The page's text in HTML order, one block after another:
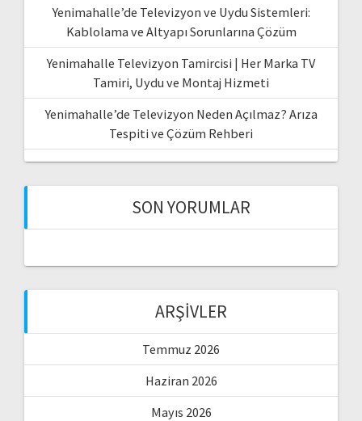
Yenimahalle’de Televizyon ve Uydu Sistemleri:
Kablolama ve Altyapı Sorunlarına Çözüm
Yenimahalle Televizyon Tamircisi | Her Marka TV
Tamiri, Uydu ve Montaj Hizmeti
Yenimahalle’de Televizyon Neden Açılmaz? Arıza
Tespiti ve Çözüm Rehberi
SON YORUMLAR
ARŞIVLER
Temmuz 2026
Haziran 2026
Mayıs 2026